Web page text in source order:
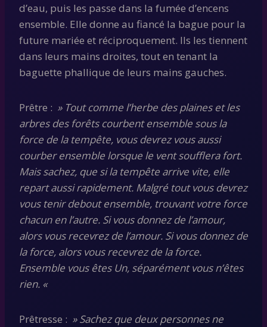
d’eau, puis les passe dans la fumée d’encens
ensemble. Elle donne au fiancé la bague pour la
future mariée et réciproquement. Ils les tiennent
dans leurs mains droites, tout en tenant la
baguette phallique de leurs mains gauches.
Prêtre : » Tout comme l’herbe des plaines et les
arbres des forêts courbent ensemble sous la
force de la tempête, vous devrez vous aussi
courber ensemble lorsque le vent soufflera fort.
Mais sachez, que si la tempête arrive vite, elle
repart aussi rapidement. Malgré tout vous devrez
vous tenir debout ensemble, trouvant votre force
chacun en l’autre. Si vous donnez de l’amour,
alors vous recevrez de l’amour. Si vous donnez de
la force, alors vous recevrez de la force.
Ensemble vous êtes Un, séparément vous n’êtes
rien. «
Prêtresse : » Sachez que deux personnes ne